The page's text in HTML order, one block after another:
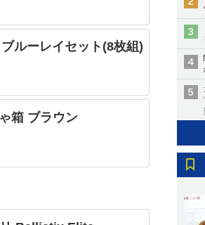
ルーレイセット(8枚組)
箱 ブラウン